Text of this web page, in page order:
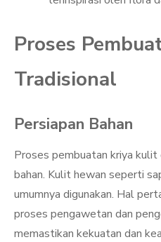
Proses
Tradisional
Persiapan Bahan
Proses pembuatan kriya kulit
bahan. Kulit hewan seperti
umumnya digunakan. Hal
proses pengawetan dan
memastikan kekuatan dan